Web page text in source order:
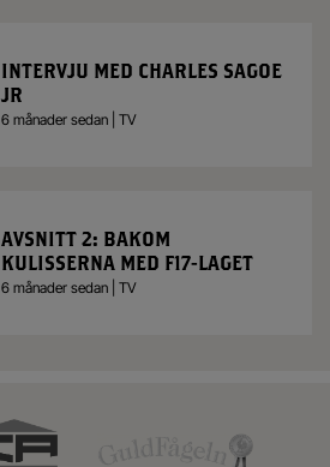
INTERVJU MED CHARLES SAGOE
JR
6 månader sedan | TV
AVSNITT 2: BAKOM
KULISSERNA MED F17-LAGET
6 månader sedan | TV